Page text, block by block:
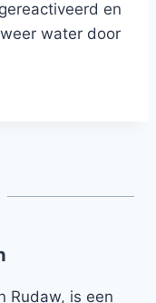
en
water door
Rudaw, is een